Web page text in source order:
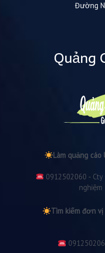
Đường
Quảng
Làm quảng cáo
0912502060 - Cty
Tìm kiếm đơn